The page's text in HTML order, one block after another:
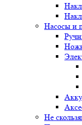
Насосы и
Не